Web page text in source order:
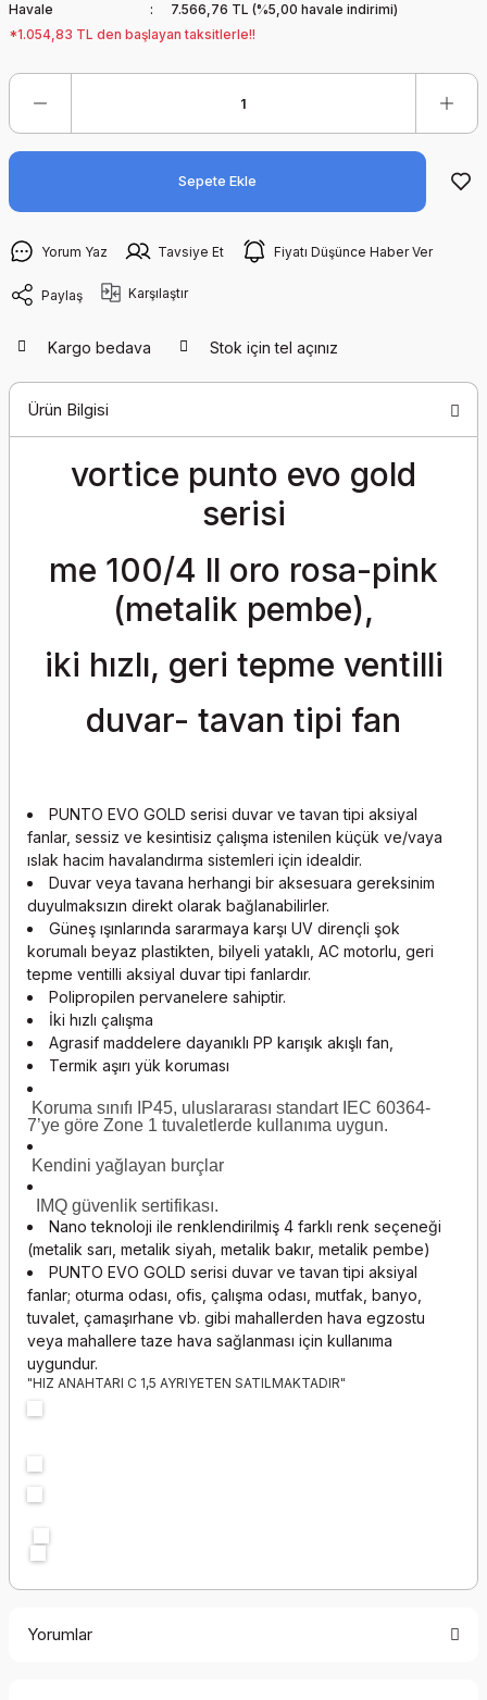
Havale
7.566,76 TL (%5,00 havale indirimi)
*1.054,83 TL den başlayan taksitlerle!!
Sepete Ekle
Yorum Yaz Tavsiye Et Fiyatı Düşünce Haber Ver
Paylaş Karşılaştır
Kargo bedava Stok için tel açınız
Ürün Bilgisi
vortice punto evo gold
serisi
me 100/4 ll oro rosa-pink
(metalik pembe),
iki hızlı, geri tepme ventilli
duvar- tavan tipi fan
PUNTO EVO GOLDserisi duvar ve tavan tipi aksiyal
fanlar, sessiz ve kesintisiz çalışma istenilen küçük ve/vaya
ıslak hacim havalandırma sistemleri için idealdir.
Duvar veya tavana herhangi bir aksesuara gereksinim
duyulmaksızın direkt olarak bağlanabilirler.
Güneş ışınlarında sararmaya karşı UV dirençli şok
korumalı beyaz plastikten, bilyeli yataklı, AC motorlu, geri
tepme ventilli aksiyal duvar tipi fanlardır.
Polipropilen pervanelere sahiptir.
İki hızlı çalışma
Agrasif maddelere dayanıklı PP karışık akışlı fan,
Termik aşırı yük koruması
Koruma sınıfı IP45, uluslararası standart IEC 60364-
7’ye göre Zone 1 tuvaletlerde kullanıma uygun.
Kendini yağlayan burçlar
IMQ güvenlik sertifikası.
Nano teknoloji ile renklendirilmiş 4 farklı renk seçeneği
(metalik sarı, metalik siyah, metalik bakır, metalik pembe)
PUNTO EVO GOLDserisi duvar ve tavan tipi aksiyal
fanlar; oturma odası, ofis, çalışma odası, mutfak, banyo,
tuvalet, çamaşırhane vb. gibi mahallerden hava egzostu
veya mahallere taze hava sağlanması için kullanıma
uygundur.
"HIZ ANAHTARI C 1,5 AYRIYETEN SATILMAKTADIR"
Yorumlar